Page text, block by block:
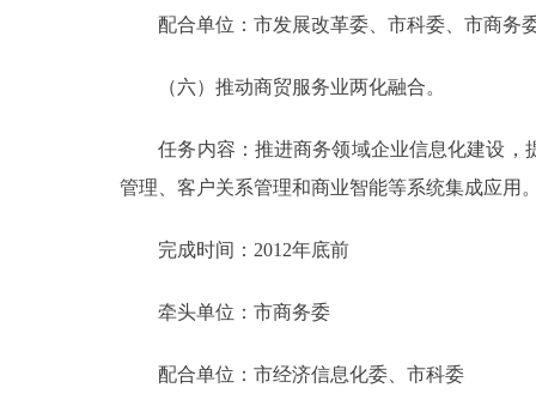
配合单位：市发展改革委、市科委、市商务
（六）推动商贸服务业两化融合。
任务内容：推进商务领域企业信息化建设，
管理、客户关系管理和商业智能等系统集成应用
完成时间：2012年底前
牵头单位：市商务委
配合单位：市经济信息化委、市科委